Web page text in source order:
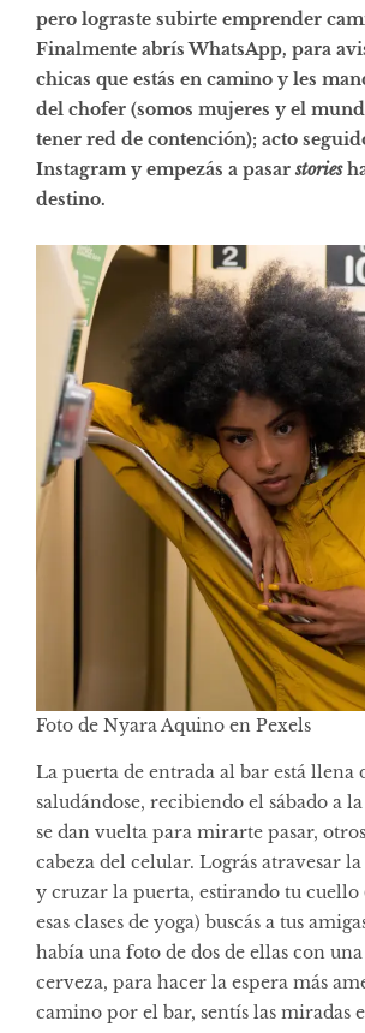
pero lograste subirte emprender
Finalmente abrís WhatsApp, para
chicas que estás en camino y les
del chofer (somos mujeres y el
tener red de contención); acto
Instagram y empezás a pasarstories
destino.
Foto de Nyara Aquino en Pexels
La puerta de entrada al bar está llena
saludándose, recibiendo el sábado a
se dan vuelta para mirarte pasar,
cabeza del celular. Lográs atravesar
y cruzar la puerta, estirando tu cuello
esas clases de yoga) buscás a tus
había una foto de dos de ellas con
cerveza, para hacer la espera más
camino por el bar, sentís las miradas